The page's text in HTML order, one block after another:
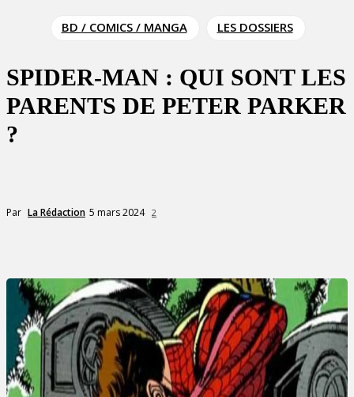
BD / COMICS / MANGA LES DOSSIERS
SPIDER-MAN : QUI SONT LES
PARENTS DE PETER PARKER
?
Par La Rédaction 5 mars 2024 2